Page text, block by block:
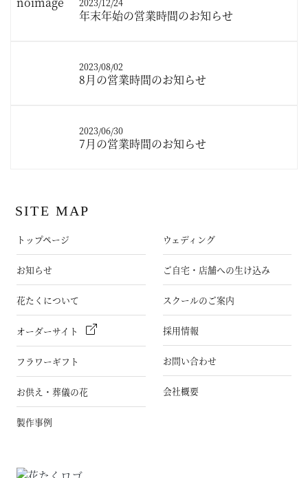
年末年始の営業時間のお知らせ
2023/08/02
8月の営業時間のお知らせ
2023/06/30
7月の営業時間のお知らせ
SITE MAP
トップページ
お知らせ
花たくについて
オーダーサイト
フラワーギフト
お供え・葬儀の花
製作事例
ウェディング
ご自宅・店舗への生け込み
スクールのご案内
採用情報
お問い合わせ
会社概要